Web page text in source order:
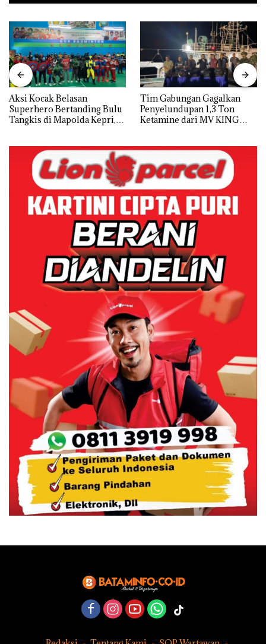
Aksi Kocak Belasan
Superhero Bertanding Bulu
Tangkis di Mapolda Kepri,
Tim Gabungan Gagalkan
Penyelundupan 1,3 Ton
Ketamine dari MV KING